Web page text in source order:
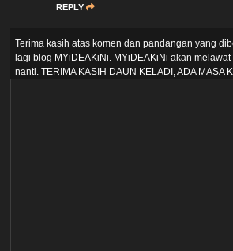
REPLY
Terima kasih atas komen dan pandangan yang
lagi blog MYiDEAKiNi. MYiDEAKiNi akan
nanti. TERIMA KASIH DAUN KELADI, ADA MASA